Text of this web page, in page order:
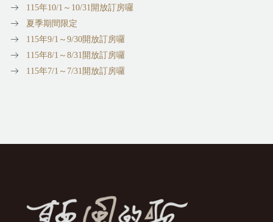
115年10/1～10/31開放訂房囉
夏季期間限定
115年9/1～9/30開放訂房囉
115年8/1～8/31開放訂房囉
115年7/1～7/31開放訂房囉